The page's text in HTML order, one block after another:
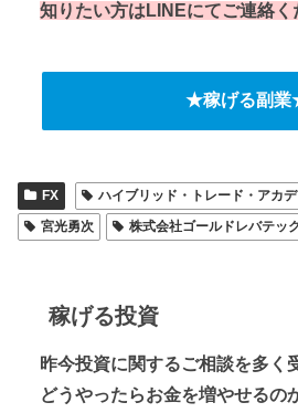
知りたい方はLINEにてご連絡く
★稼げる副
FX ハイブリッド・トレード・アカ
宮光勇次
株式会社ゴールドレバテッ
稼げる投資
昨今投資に関するご相談を多く
どうやったらお金を増やせるの